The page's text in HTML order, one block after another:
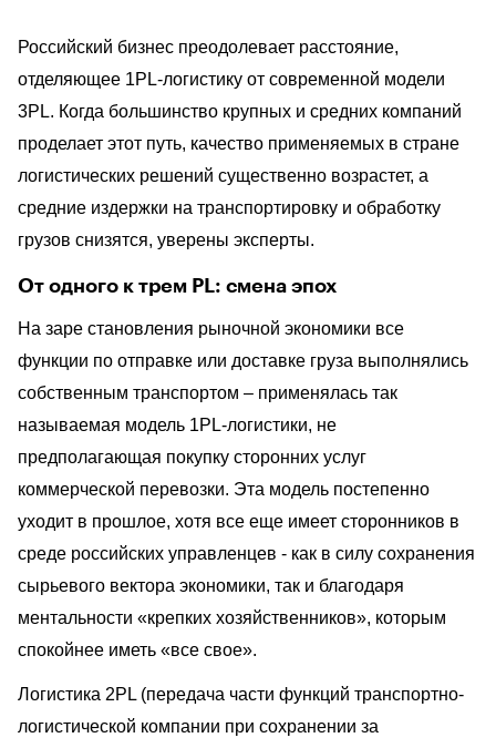
Российский бизнес преодолевает расстояние,
отделяющее 1PL-логистику от современной модели
3PL. Когда большинство крупных и средних компаний
проделает этот путь, качество применяемых в стране
логистических решений существенно возрастет, а
средние издержки на транспортировку и обработку
грузов снизятся, уверены эксперты.
От одного к трем PL: смена эпох
На заре становления рыночной экономики все
функции по отправке или доставке груза выполнялись
собственным транспортом – применялась так
называемая модель 1PL-логистики, не
предполагающая покупку сторонних услуг
коммерческой перевозки. Эта модель постепенно
уходит в прошлое, хотя все еще имеет сторонников в
среде российских управленцев - как в силу сохранения
сырьевого вектора экономики, так и благодаря
ментальности «крепких хозяйственников», которым
спокойнее иметь «все свое».
Логистика 2PL (передача части функций транспортно-
логистической компании при сохранении за